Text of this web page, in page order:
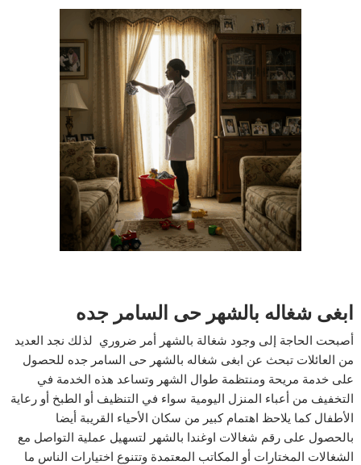
ابغى شغاله بالشهر حى السامر جده
أصبحت الحاجة إلى وجود شغالة بالشهر أمر ضروري لذلك نجد العديد
من العائلات تبحث عن ابغى شغاله بالشهر حى السامر جده للحصول
على خدمة مريحة ومنتظمة طوال الشهر وتساعد هذه الخدمة في
التخفيف من أعباء المنزل اليومية سواء في التنظيف أو الطبخ أو رعاية
الأطفال كما يلاحظ اهتمام كبير من سكان الأحياء القريبة أيضا
بالحصول على رقم شغالات اوغندا بالشهر لتسهيل عملية التواصل مع
الشغالات المختارات أو المكاتب المعتمدة وتتنوع اختيارات الناس ما